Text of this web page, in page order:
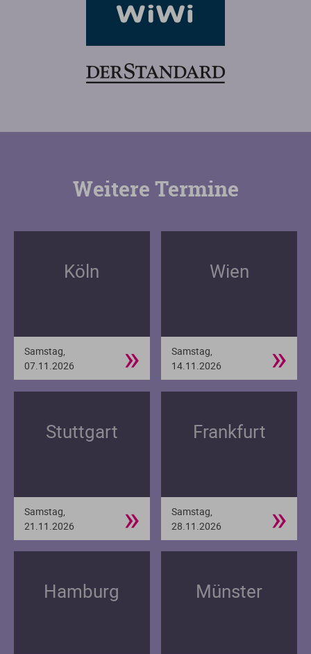
Weitere Termine
Köln
Samstag,
07.11.2026
»
Wien
Samstag,
14.11.2026
»
Stuttgart
Samstag,
21.11.2026
»
Frankfurt
Samstag,
28.11.2026
»
Hamburg Münster